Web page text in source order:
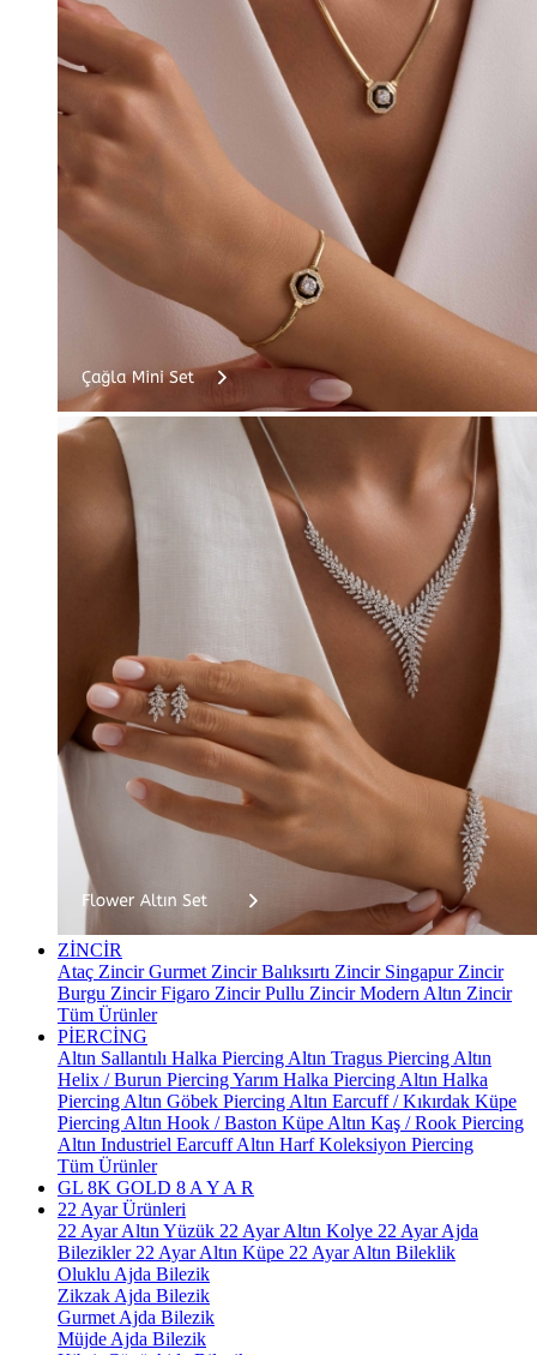
ZİNCİR
Ataç ZincirGurmet ZincirBalıksırtı Zincir Singapur Zincir
Burgu ZincirFigaro ZincirPullu ZincirModern Altın Zincir
Tüm Ürünler
PİERCİNG
Altın Sallantılı Halka Piercing Altın Tragus Piercing Altın
Helix / Burun PiercingYarım Halka Piercing Altın Halka
Piercing Altın Göbek Piercing Altın Earcuff / Kıkırdak Küpe
Piercing Altın Hook / Baston Küpe Altın Kaş / Rook Piercing
Altın Industriel EarcuffAltın Harf Koleksiyon Piercing
Tüm Ürünler
GL 8K GOLD 8 A Y A R
22 Ayar Ürünleri
22 Ayar Altın Yüzük 22 Ayar Altın Kolye 22 Ayar Ajda
Bilezikler 22 Ayar Altın Küpe 22 Ayar Altın Bileklik
Oluklu Ajda Bilezik
Zikzak Ajda Bilezik
Gurmet Ajda Bilezik
Müjde Ajda Bilezik